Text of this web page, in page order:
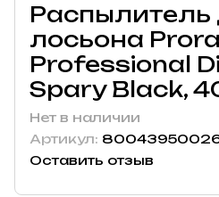
Распылитель
лосьона
Professional
Spary Black,
Нет в наличии
Артикул:
Оставить отзыв